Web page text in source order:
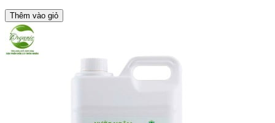
Thêm vào giỏ